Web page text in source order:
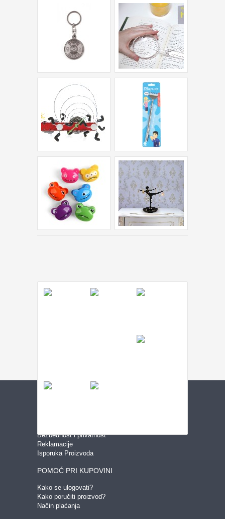
Bezbednost i privatnost
Reklamacije
Isporuka Proizvoda
POMOĆ PRI KUPOVINI
Kako se ulogovati?
Kako poručiti proizvod?
Način plaćanja